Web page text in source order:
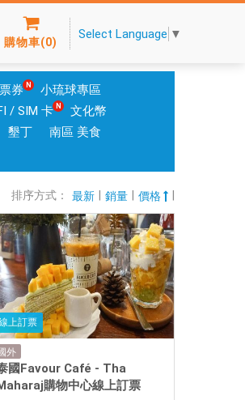
購物車(0)
Select Language ▼
券
小琉球專區
/ SIM 卡
文化幣
墾丁
南區 美食
排序方式： 最新 銷量 價格
上訂票
外
國Favour Café - Tha
購物中心線上訂票